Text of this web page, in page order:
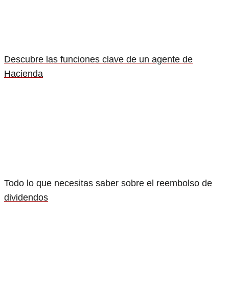
Descubre las funciones clave de un agente de
Hacienda
Todo lo que necesitas saber sobre el reembolso de
dividendos